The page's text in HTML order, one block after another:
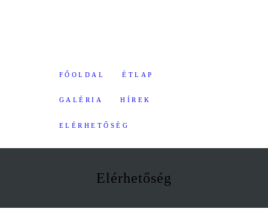
FŐOLDAL ÉTLAP
GALÉRIA HÍREK
ELÉRHETŐSÉG
Elérhetőség